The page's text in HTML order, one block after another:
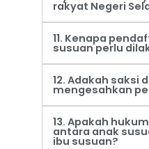
rakyat Negeri
11. Kenapa
susuan perlu
12. Adakah saksi
mengesahkan
13. Apakah
antara anak
ibu susuan?